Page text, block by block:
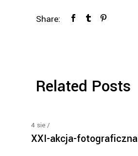
Share:
Related Posts
4 sie
XXI-akcja-fotograficzna